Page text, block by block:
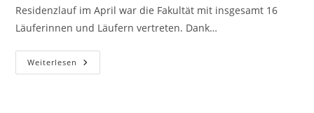
Residenzlauf im April war die Fakultät mit insgesamt 16
Läuferinnen und Läufern vertreten. Dank…
Weiterlesen Schnellstes
Uni-